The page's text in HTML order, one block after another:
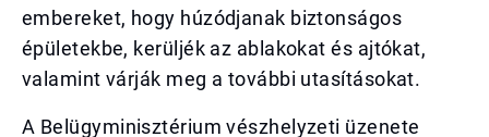
embereket, hogy húzódjanak biztonságos
épületekbe, kerüljék az ablakokat és ajtókat,
valamint várják meg a további utasításokat.
A Belügyminisztérium vészhelyzeti üzenete